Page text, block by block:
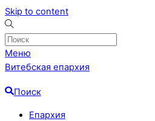
Skip to content
Меню
Витебская епархия
Поиск
Епархия